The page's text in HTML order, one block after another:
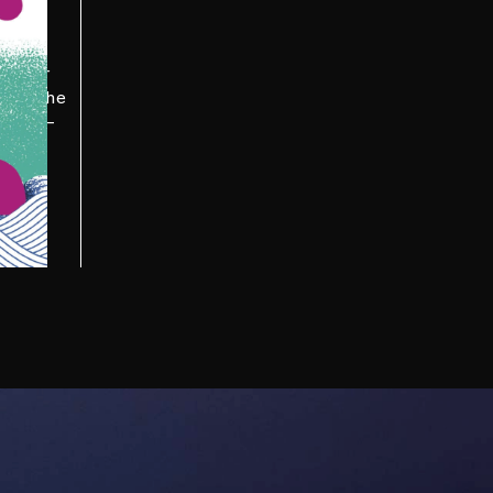
in der
–